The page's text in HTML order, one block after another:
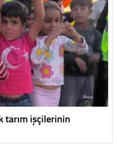
tarım işçilerinin